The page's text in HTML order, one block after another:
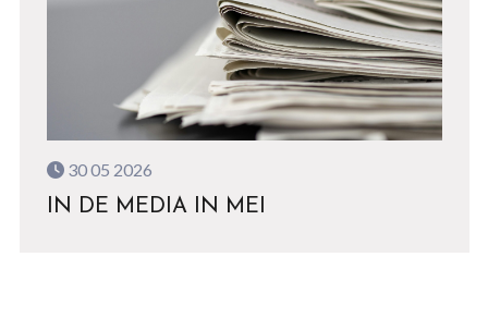
30 05 2026
IN DE MEDIA IN MEI